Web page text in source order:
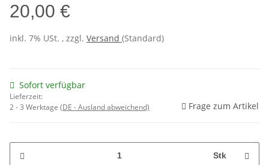
20,00 €
inkl. 7% USt. , zzgl. Versand (Standard)
Sofort verfügbar
Lieferzeit:
2 - 3 Werktage (DE - Ausland abweichend) Frage zum Artikel
Stk